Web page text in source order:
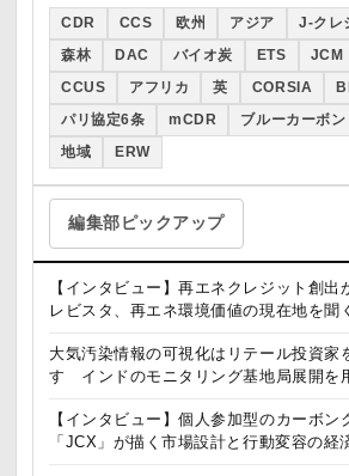
CDR CCS 欧州 アジア J-クレ
森林 DAC バイオ炭 ETS JCM
CCUS アフリカ 英 CORSIA
パリ協定6条 mCDR ブルーカーボン
地域 ERW
編集部ピックアップ
【インタビュー】再エネクレジット創出
レビスタ、再エネ環境価値の現在地を聞
大気汚染情報の可視化はリテール投資家
す インドのモニタリング基地局展開を
【インタビュー】個人参加型のカーボン
「JCX」が描く市場設計と行動変容の経